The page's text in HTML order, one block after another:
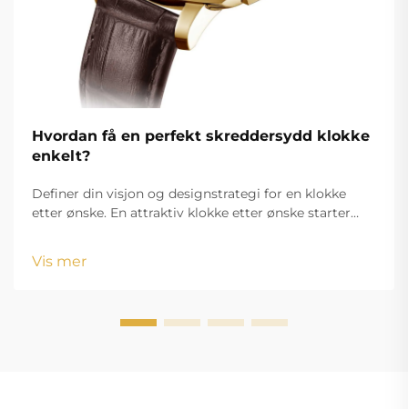
Hvordan få en perfekt skreddersydd klokke
enkelt?
Definer din visjon og designstrategi for en klokke
etter ønske. En attraktiv klokke etter ønske starter
skal lage varemerkevarer eller en personlig
Vis mer